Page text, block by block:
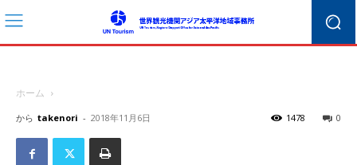
ホーム
から takenori - 2018年11月6日 0
1478